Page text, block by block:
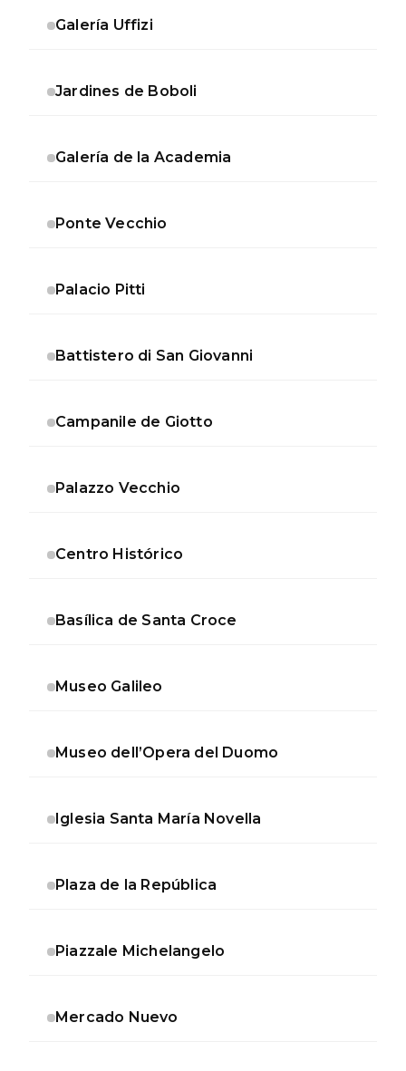
Galería Uffizi
Jardines de Boboli
Galería de la Academia
Ponte Vecchio
Palacio Pitti
Battistero di San Giovanni
Campanile de Giotto
Palazzo Vecchio
Centro Histórico
Basílica de Santa Croce
Museo Galileo
Museo dell’Opera del Duomo
Iglesia Santa María Novella
Plaza de la República
Piazzale Michelangelo
Mercado Nuevo